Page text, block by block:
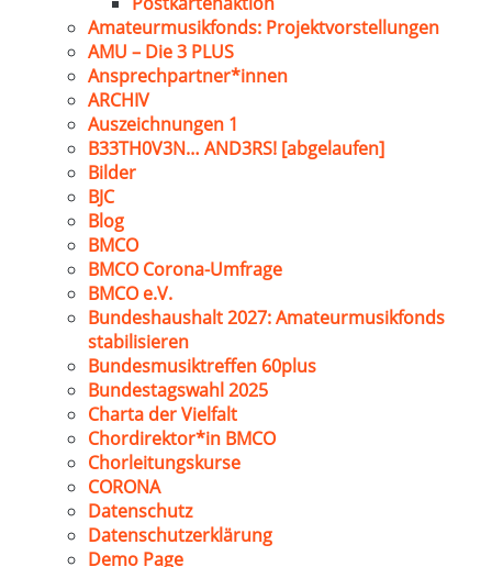
Amateurmusikfonds: Projektvorstellungen
AMU – Die 3 PLUS
Ansprechpartner*innen
ARCHIV
Auszeichnungen 1
B33TH0V3N… AND3RS! [abgelaufen]
Bilder
BJC
Blog
BMCO
BMCO Corona-Umfrage
BMCO e.V.
Bundeshaushalt 2027: Amateurmusikfonds
stabilisieren
Bundesmusiktreffen 60plus
Bundestagswahl 2025
Charta der Vielfalt
Chordirektor*in BMCO
Chorleitungskurse
CORONA
Datenschutz
Datenschutzerklärung
Demo Page